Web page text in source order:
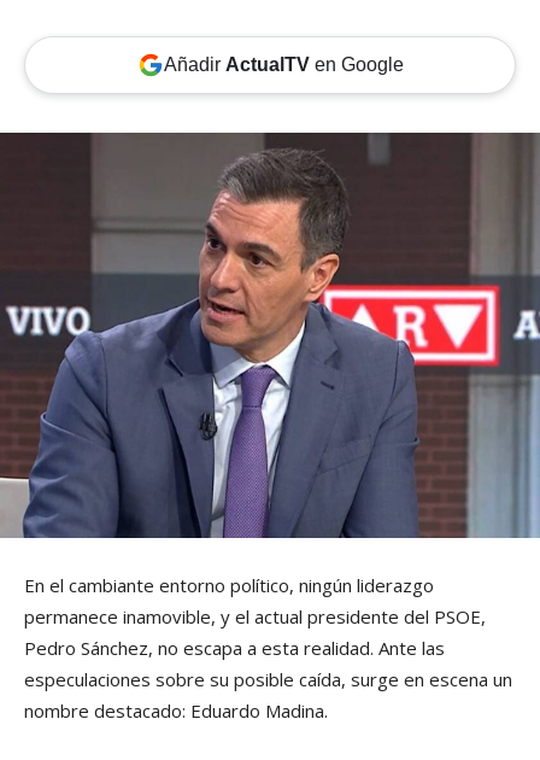
Añadir ActualTVen Google
En el cambiante entorno político, ningún liderazgo
permanece inamovible, y el actual presidente del PSOE,
Pedro Sánchez, no escapa a esta realidad. Ante las
especulaciones sobre su posible caída, surge en escena un
nombre destacado: Eduardo Madina.